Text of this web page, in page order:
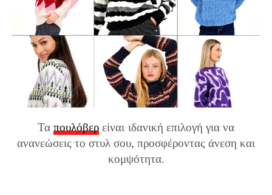
Ταπουλόβερ είναι ιδανική επιλογή για να
ανανεώσεις το στυλ σου, προσφέροντας άνεση και
κομψότητα.